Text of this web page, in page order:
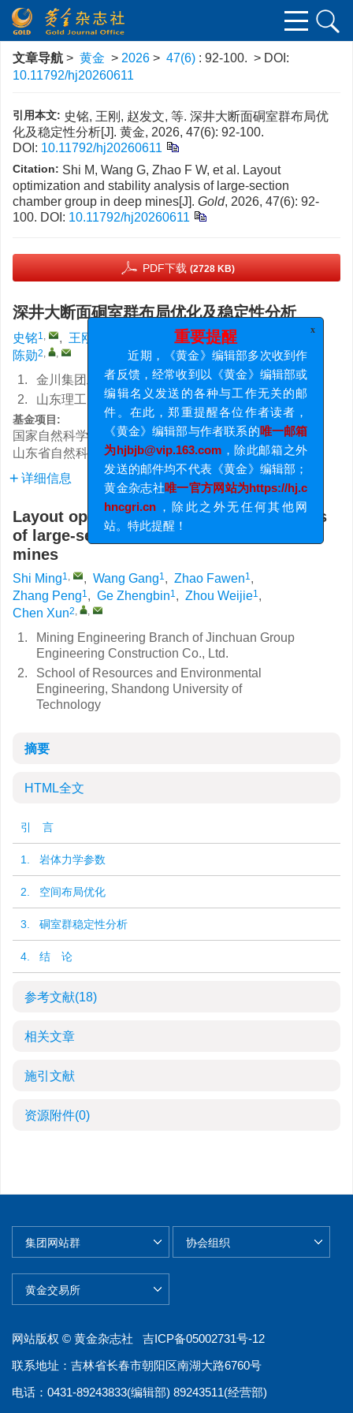
文章导航 > 黄金 > 2026 > 47(6) : 92-100. > DOI:
10.11792/hj20260611
引用本文: 史铭, 王刚, 赵发文, 等. 深井大断面硐室群布局优
化及稳定性分析[J]. 黄金, 2026, 47(6): 92-100.
DOI: 10.11792/hj20260611
Citation: Shi M, Wang G, Zhao F W, et al. Layout
optimization and stability analysis of large-section
chamber group in deep mines[J]. Gold, 2026, 47(6): 92-
100. DOI: 10.11792/hj20260611
PDF下载 (2728 KB)
深井大断面硐室群布局优化及稳定性分析
史铭1, , 王刚 张朋1, 葛正斌
陈勋2, ,
1.
金川集团工程建设有限公司矿山工程分公司
2.
山东理工大学资源与环境工程学院
基金项目:
国家自然科学基金资助项目 52304144
山东省自然科学基金资助项目 ZR2023QE133
详细信息
Layout optimization and stability analysis
of large-section chamber group in deep
mines
Shi Ming1, , Wang Gang1, Zhao Fawen1,
Zhang Peng1, Ge Zhengbin1, Zhou Weijie1,
Chen Xun2, ,
1.
Mining Engineering Branch of Jinchuan Group
Engineering Construction Co., Ltd.
2.
School of Resources and Environmental
Engineering, Shandong University of
Technology
摘要
HTML全文
引 言
1. 岩体力学参数
2. 空间布局优化
3. 硐室群稳定性分析
4. 结 论
参考文献(18)
相关文章
施引文献
资源附件(0)
网站版权 © 黄金杂志社 吉ICP备05002731号-12
联系地址：吉林省长春市朝阳区南湖大路6760号
电话：0431-89243833(编辑部) 89243511(经营部)
重要提醒
近期，《黄金》编辑部多次收到作
者反馈，经常收到以《黄金》编辑部或
编辑名义发送的各种与工作无关的邮
件。在此，郑重提醒各位作者读者，
《黄金》编辑部与作者联系的 唯一邮箱
为hjbjb@vip.163.com，除此邮箱之外
发送的邮件均不代表《黄金》编辑部；
黄金杂志社唯一官方网站为https://hj.c
hncgri.cn，除此之外无任何其他网
站。特此提醒！